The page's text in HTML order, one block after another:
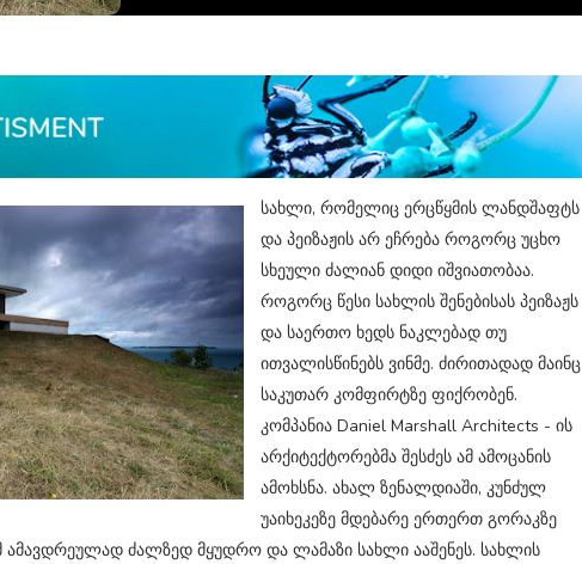
სახლი, რომელიც ერცწყმის ლანდშაფტს
და პეიზაჟის არ ეჩრება როგორც უცხო
სხეული ძალიან დიდი იშვიათობაა.
როგორც წესი სახლის შენებისას პეიზაჟს
და საერთო ხედს ნაკლებად თუ
ითვალისწინებს ვინმე. ძირითადად მაინც
საკუთარ კომფირტზე ფიქრობენ.
კომპანია Daniel Marshall Architects - ის
არქიტექტორებმა შესძეს ამ ამოცანის
ამოხსნა. ახალ ზენალდიაში, კუნძულ
უაიხეკეზე მდებარე ერთერთ გორაკზე
ამავდრეულად ძალზედ მყუდრო და ლამაზი სახლი ააშენეს. სახლის